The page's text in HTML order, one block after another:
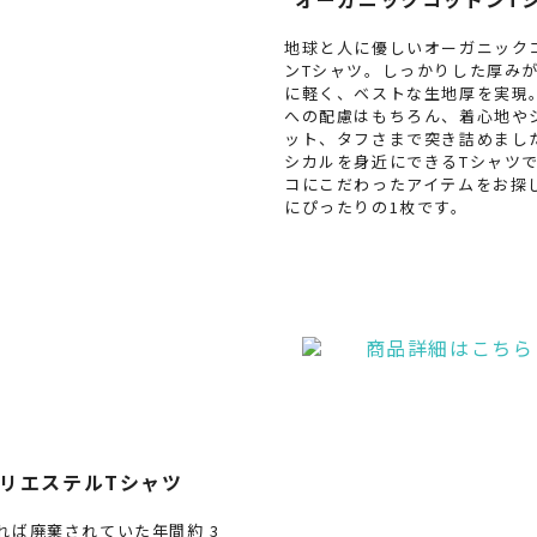
地球と人に優しいオーガニック
ンTシャツ。しっかりした厚み
に軽く、ベストな生地厚を実現
への配慮はもちろん、着心地や
ット、タフさまで突き詰めまし
シカルを身近にできるTシャツ
コにこだわったアイテムをお探
にぴったりの1枚です。
エステルTシャツ
ば廃棄されていた年間約 3